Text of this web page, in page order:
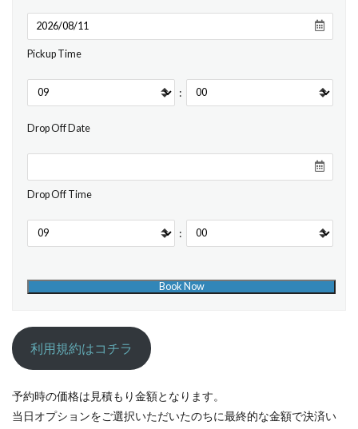
Pickup Time
:
Drop Off Date
Drop Off Time
:
利用規約はコチラ
予約時の価格は見積もり金額となります。
当日オプションをご選択いただいたのちに最終的な金額で決済い